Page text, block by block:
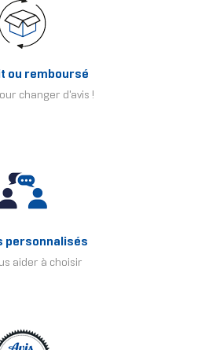
ou remboursé
changer d'avis !
personnalisés
aider à choisir